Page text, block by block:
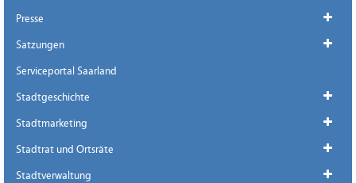
Presse
Satzungen
Serviceportal Saarland
Stadtgeschichte
Stadtmarketing
Stadtrat und Ortsräte
Stadtverwaltung